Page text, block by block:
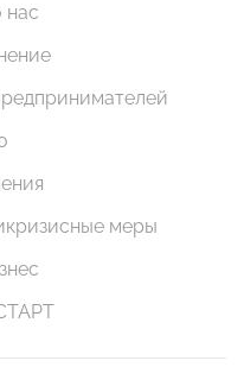
нас
меры